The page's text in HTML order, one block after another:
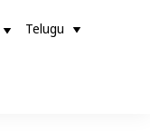
Telugu